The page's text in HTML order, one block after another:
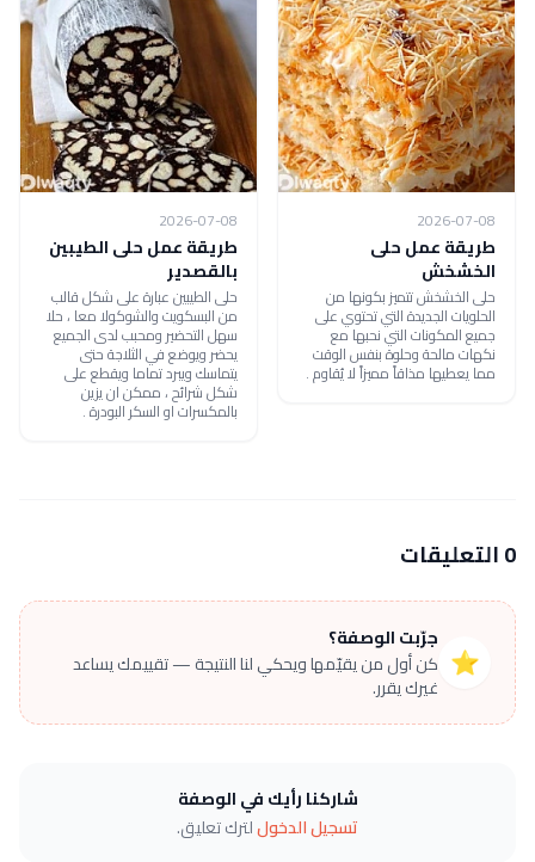
2026-07-08
طريقة عمل حلى
الخشخش
حلى الخشخش تتميز بكونها من
الحلويات الجديدة التي تحتوي على
جميع المكونات التي نحبها مع
نكهات مالحة وحلوة بنفس الوقت
مما يعطيها مذاقاً مميزاً لا يُقاوم .
2026-07-08
طريقة عمل حلى الطيبين
بالقصدير
حلى الطيبين عبارة على شكل قالب
من البسكويت والشوكولا معا ، حلا
سهل التحضير ومحبب لدى الجميع
يحضر ويوضع في الثلاجة حتى
يتماسك ويبرد تماما ويقطع على
شكل شرائح ، ممكن ان يزين
بالمكسرات او السكر البودرة .
0 التعليقات
⭐
جرّبت الوصفة؟
كن أول من يقيّمها ويحكي لنا النتيجة — تقييمك يساعد
غيرك يقرر.
شاركنا رأيك في الوصفة
تسجيل الدخوللترك تعليق.